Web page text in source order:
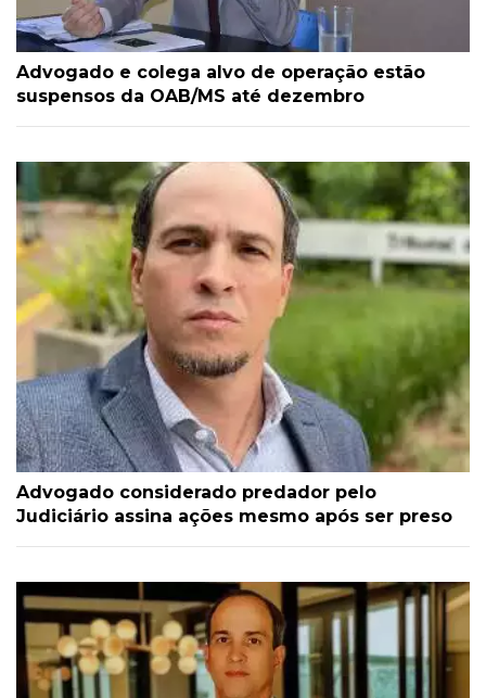
Advogado e colega alvo de operação estão
suspensos da OAB/MS até dezembro
Advogado considerado predador pelo
Judiciário assina ações mesmo após ser preso